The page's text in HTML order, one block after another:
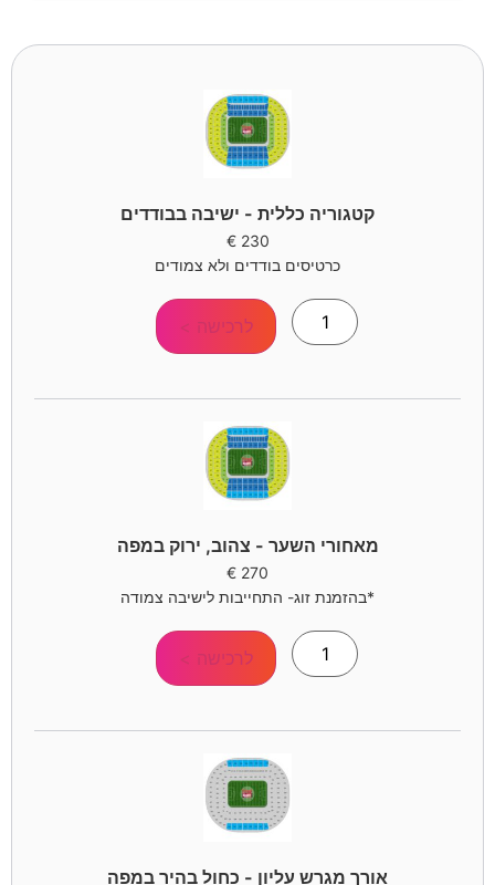
קטגוריה כללית - ישיבה בבודדים
230
€
כרטיסים בודדים ולא צמודים
לרכישה >
מאחורי השער - צהוב, ירוק במפה
270
€
*בהזמנת זוג- התחייבות לישיבה צמודה
לרכישה >
אורך מגרש עליון - כחול בהיר במפה